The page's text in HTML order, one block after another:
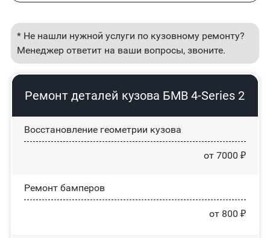
* Не нашли нужной услуги по кузовному ремонту?
Менеджер ответит на ваши вопросы, звоните.
Ремонт деталей кузова БМВ 4-Series 2
Восстановление геометрии кузова
от 7000 ₽
Ремонт бамперов
от 800 ₽